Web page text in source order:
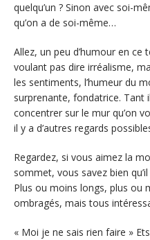
quelqu’un ? Sinon avec soi-
qu’on a de soi-même…
Allez, un peu d’humour en ce
voulant pas dire irréalisme,
les sentiments, l’humeur du
surprenante, fondatrice. Tant
concentrer sur le mur qu’on
il y a d’autres regards
Regardez, si vous aimez la
sommet, vous savez bien
Plus ou moins longs, plus ou
ombragés, mais tous
« Moi je ne sais rien faire »